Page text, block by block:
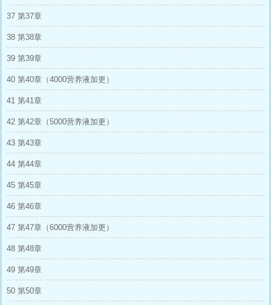
37 第37章
38 第38章
39 第39章
40 第40章（4000营养液加更）
41 第41章
42 第42章（5000营养液加更）
43 第43章
44 第44章
45 第45章
46 第46章
47 第47章（6000营养液加更）
48 第48章
49 第49章
50 第50章